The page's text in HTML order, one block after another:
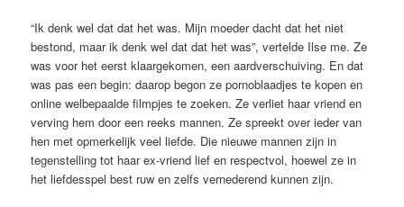
“Ik denk wel dat dat het was. Mijn moeder dacht dat het niet
bestond, maar ik denk wel dat dat het was”, vertelde Ilse me. Ze
was voor het eerst klaargekomen, een aardverschuiving. En dat
was pas een begin: daarop begon ze pornoblaadjes te kopen en
online welbepaalde filmpjes te zoeken. Ze verliet haar vriend en
verving hem door een reeks mannen. Ze spreekt over ieder van
hen met opmerkelijk veel liefde. Die nieuwe mannen zijn in
tegenstelling tot haar ex-vriend lief en respectvol, hoewel ze in
het liefdesspel best ruw en zelfs vernederend kunnen zijn.